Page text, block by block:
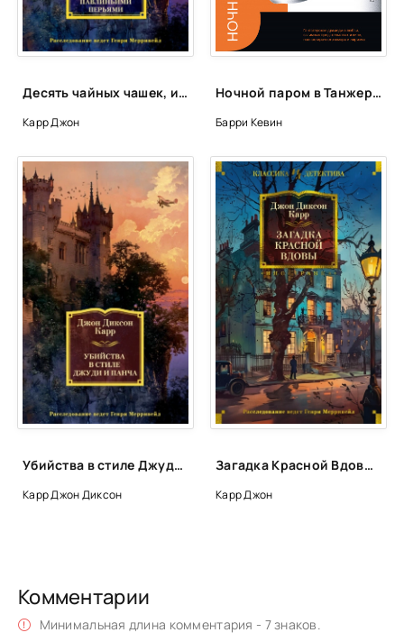
Десять чайных чашек, или Убийство павлиньими перьями - Джон Диксон Карр
Карр Джон
Ночной паром в Танжер - Кевин Барри
Барри Кевин
Убийства в стиле Джуди и Панча - Джон Карр
Карр Джон Диксон
Загадка Красной Вдовы - Джон Диксон Карр
Карр Джон
Комментарии
Минимальная длина комментария - 7 знаков.